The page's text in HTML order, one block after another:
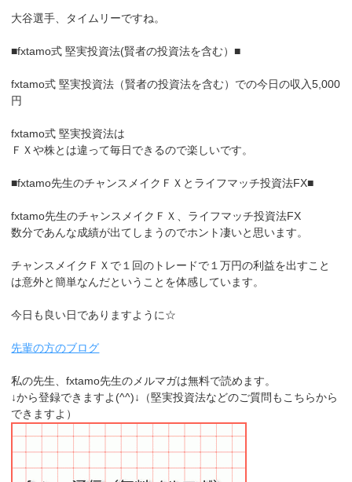
大谷選手、タイムリーですね。
■fxtamo式 堅実投資法(賢者の投資法を含む）■
fxtamo式 堅実投資法（賢者の投資法を含む）での今日の収入5,000
円
fxtamo式 堅実投資法は
ＦＸや株とは違って毎日できるので楽しいです。
■fxtamo先生のチャンスメイクＦＸとライフマッチ投資法FX■
fxtamo先生のチャンスメイクＦＸ、ライフマッチ投資法FX
数分であんな成績が出てしまうのでホント凄いと思います。
チャンスメイクＦＸで１回のトレードで１万円の利益を出すこと
は意外と簡単なんだということを体感しています。
今日も良い日でありますように☆
先輩の方のブログ
私の先生、fxtamo先生のメルマガは無料で読めます。
↓から登録できますよ(^^)↓（堅実投資法などのご質問もこちらから
できますよ）